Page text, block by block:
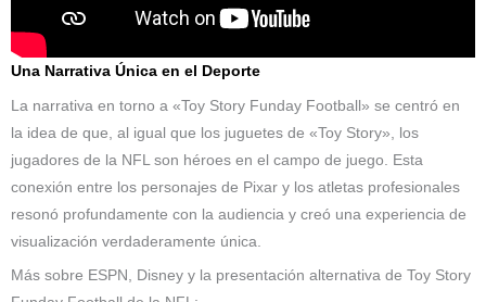
Una Narrativa Única en el Deporte
La narrativa en torno a «Toy Story Funday Football» se centró en
la idea de que, al igual que los juguetes de «Toy Story», los
jugadores de la NFL son héroes en el campo de juego. Esta
conexión entre los personajes de Pixar y los atletas profesionales
resonó profundamente con la audiencia y creó una experiencia de
visualización verdaderamente única.
Más sobre ESPN, Disney y la presentación alternativa de Toy Story